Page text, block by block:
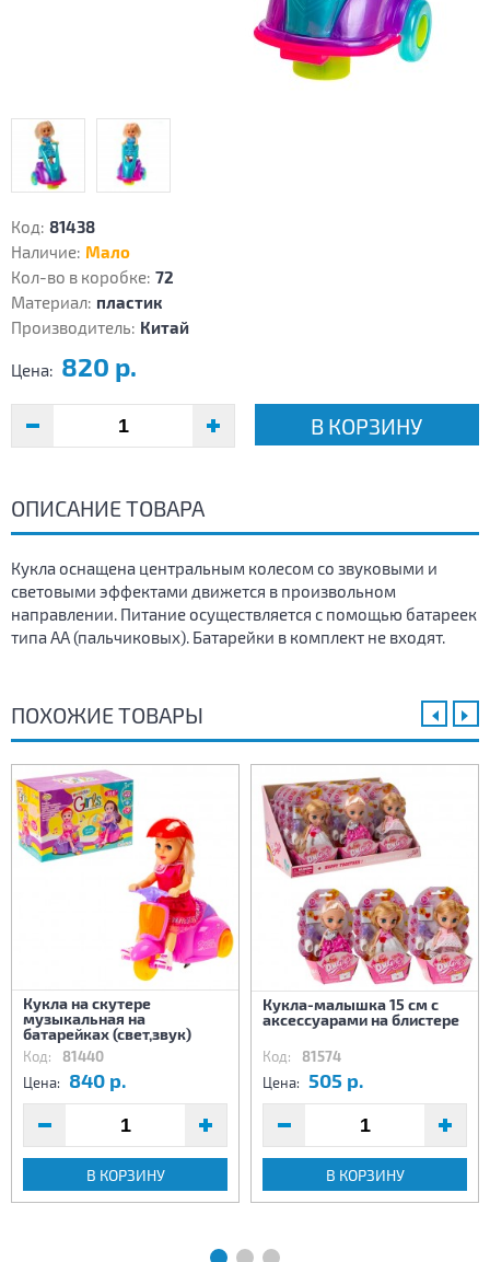
Код: 81438
Наличие: Мало
Кол-во в коробке: 72
Материал: пластик
Производитель: Китай
Цена: 820 р.
В КОРЗИНУ
ОПИСАНИЕ ТОВАРА
Кукла оснащена центральным колесом со звуковыми и
световыми эффектами движется в произвольном
направлении. Питание осуществляется с помощью батареек
типа АА (пальчиковых). Батарейки в комплект не входят.
ПОХОЖИЕ ТОВАРЫ
Кукла на скутере
музыкальная на
батарейках (свет,звук)
Код: 81440
Цена: 840 р.
В КОРЗИНУ
Кукла-малышка 15 см с
аксессуарами на блистере
Код: 81574
Цена: 505 р.
В КОРЗИНУ